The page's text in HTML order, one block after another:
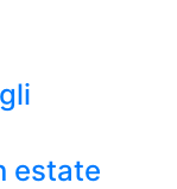
estate